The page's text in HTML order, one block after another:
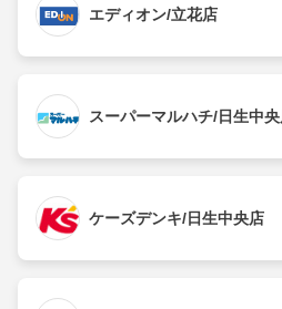
エディオン/立花店
スーパーマルハチ/日生中
ケーズデンキ/日生中央店